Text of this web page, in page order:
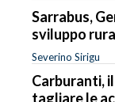
Sarrabus,
sviluppo
Severino Sirigu
Carburanti,
tagliare le